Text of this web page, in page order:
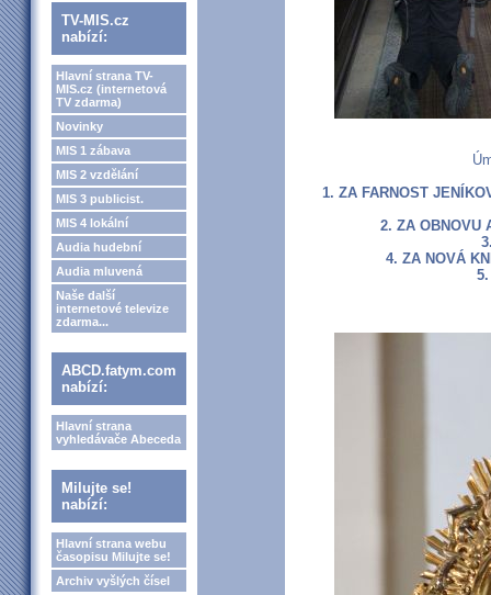
TV-MIS.cz
nabízí:
Hlavní strana TV-
MIS.cz (internetová
TV zdarma)
Novinky
MIS 1 zábava
MIS 2 vzdělání
MIS 3 publicist.
MIS 4 lokální
Audia hudební
Audia mluvená
Naše další
internetové televize
zdarma...
ABCD.fatym.com
nabízí:
Hlavní strana
vyhledávače Abeceda
Milujte se!
nabízí:
Hlavní strana webu
časopisu Milujte se!
Archiv vyšlých čísel
1. ZA FARNOST
2. ZA OBNOVU
4. ZA NOVÁ